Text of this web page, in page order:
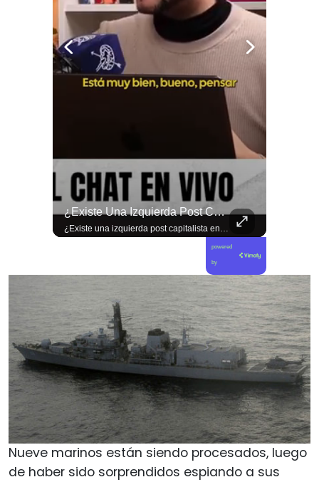
¿Existe Una Izquierda Post Capitalista En Chile?
¿Existe una izquierda post capitalista en Chile? 🤔 Esta semana tuvimos panelazo en Gobierno de Emergencia con @giordanociudadano @jpsanhuezatortella y @naticastilloabogada 🔥
powered
by
Nueve marinos están siendo procesados, luego
de haber sido sorprendidos espiando a sus